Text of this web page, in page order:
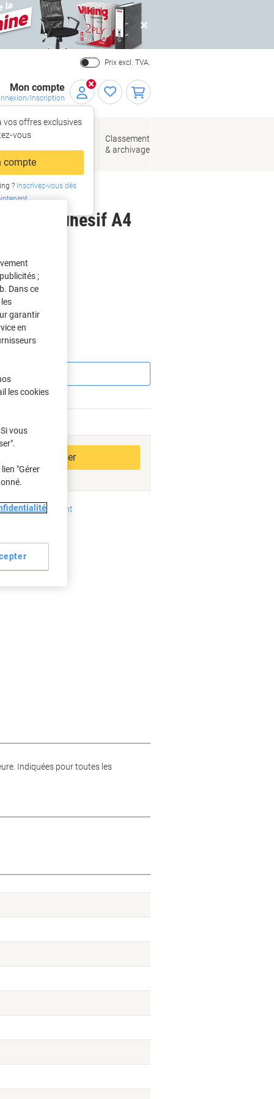
Close
Prix excl. TVA.
Mon compte
Inscription
vos offres exclusives
compte
?Inscrivez-vous dès
de bureau
Classement
& archivage
5094 Adhésif A4
Ajouter au panier
de paiement
Indiquées pour toutes les
;
Dans ce
garantir
en
les cookies
vous
"Gérer